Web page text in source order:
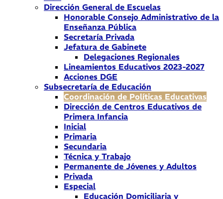
Dirección General de Escuelas
Honorable Consejo Administrativo de la
Enseñanza Pública
Secretaría Privada
Jefatura de Gabinete
Delegaciones Regionales
Lineamientos Educativos 2023-2027
Acciones DGE
Subsecretaría de Educación
Coordinación de Políticas Educativas
Dirección de Centros Educativos de
Primera Infancia
Inicial
Primaria
Secundaria
Técnica y Trabajo
Permanente de Jóvenes y Adultos
Privada
Especial
Educación Domiciliaria y